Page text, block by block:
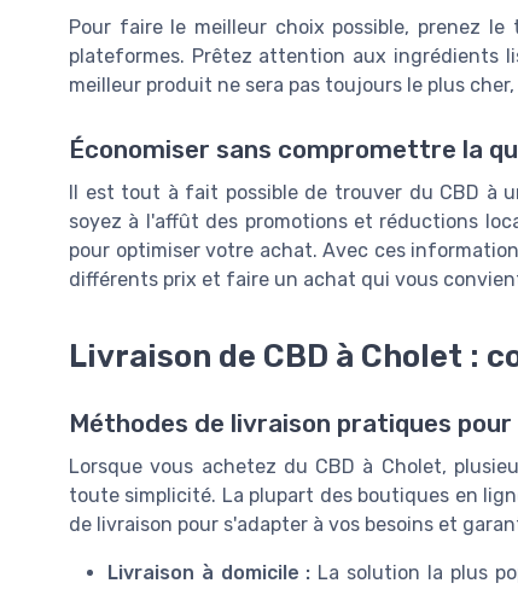
Pour faire le meilleur choix possible, prenez
plateformes. Prêtez attention aux ingrédients
meilleur produit ne sera pas toujours le plus
Économiser sans compromettre la
Il est tout à fait possible de trouver du CBD à
soyez à l'affût des promotions et réductions
pour optimiser votre achat. Avec ces
différents prix et faire un achat qui vous
Livraison de CBD à Cholet :
Méthodes de livraison pratiques pour
Lorsque vous achetez du CBD à Cholet,
toute simplicité. La plupart des boutiques en
de livraison pour s'adapter à vos besoins et
Livraison à domicile : La solution la plus